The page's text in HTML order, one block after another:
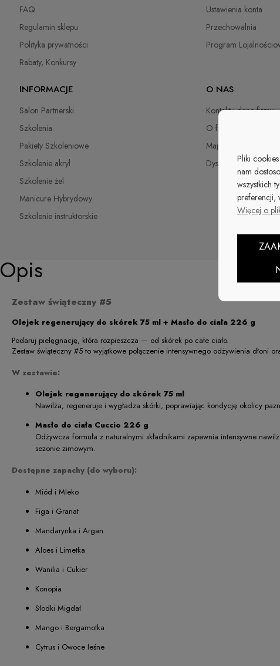
FAQ
Regulamin sklepu
Polityka prywatności
Rabaty, Konkursy
Ustawienia konta
Przechowalnia
Program
INFORMACJE
Salon Partnerski
Szkolenia
Pakiety Szkoleniowe
Szkolenie akryl
Szkolenie żel
Manicure Hybrydowy
Szkolenie instruktorskie
O NAS
Kontakt i dane firmy
O firmie
Mapa | Dystrybutorzy
Dystrybutorzy
Opis
Zestaw świąteczny #5
Olejek regenerujący do skórek 75 ml + Masło do ciała 226 g
Podaruj pielęgnację, która rozpieszcza — od skórek po całe ciało.
Zestaw świąteczny #5 to wyjątkowe połączenie intensywnego odżywienia dłoni
W zestawie:
Olejek regenerujący do skórek 75 ml
Nawilża, regeneruje i wygładza skórki, poprawiając kondycję okolicy
Masło do ciała Cuccio 226 g
Odżywcza formuła z naturalnymi składnikami zapewnia intensywne
sezonie zimowym.
Dostępne zapachy (do wyboru):
Miód i Mleko
Figa i Granat
Mandarynka i Argan
Aloes i Limetka
Wanilia i Cukier
Konopia
Słodki Migdał
Mango i Bergamotka
Cytrus i Owoce leśne
Pliki
nam
wszystkich
preferencji,
Więcej o